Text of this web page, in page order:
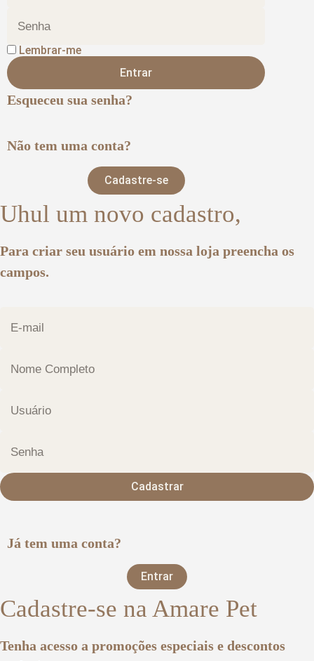
Lembrar-me
Entrar
Esqueceu sua senha?
Não tem uma conta?
Cadastre-se
Uhul um novo cadastro,
Para criar seu usuário em nossa loja preencha os
campos.
Cadastrar
Já tem uma conta?
Entrar
Cadastre-se na Amare Pet
Tenha acesso a promoções especiais e descontos